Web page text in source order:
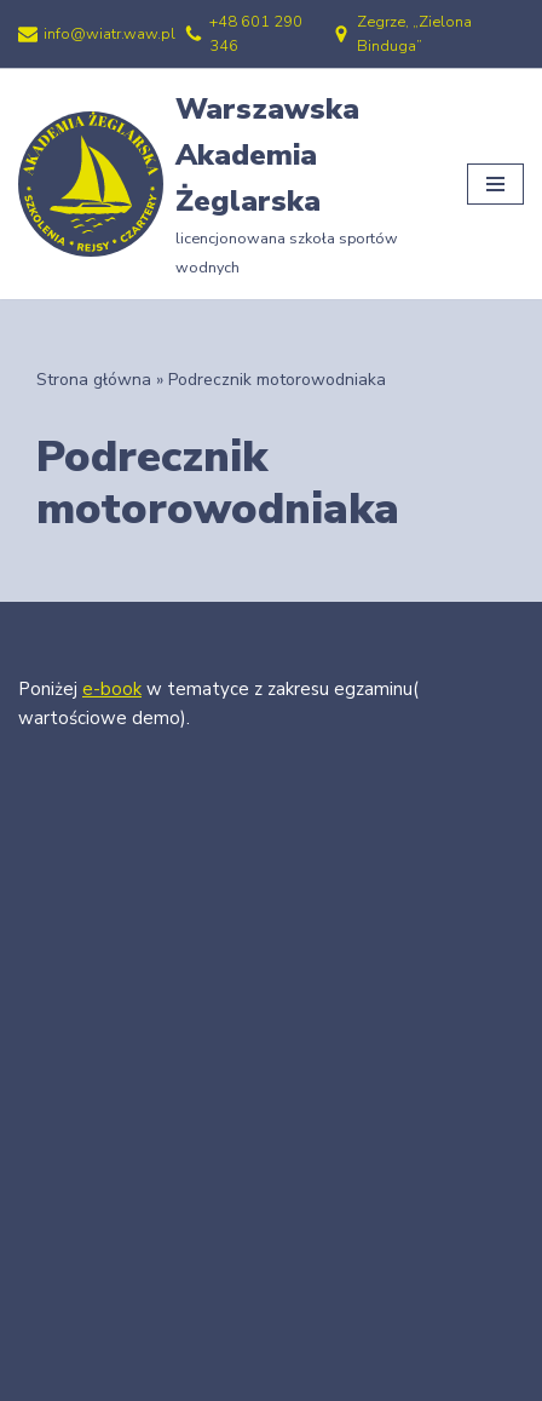
Przejdź
treści
info@wiatr.waw.pl
+48 601 290
346
Zegrze, „Zielona
Binduga”
Warszawska
Akademia
Żeglarska
licencjonowana szkoła sportów
wodnych
Strona główna » Podrecznik motorowodniaka
Podrecznik
motorowodniaka
Poniżej e-book w tematyce z zakresu egzaminu(
wartościowe demo).